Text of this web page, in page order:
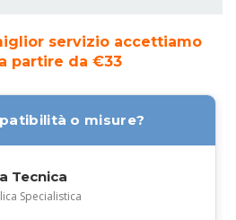
servizio accettiamo
partire da €33
o misure?
Tecnica
Specialistica